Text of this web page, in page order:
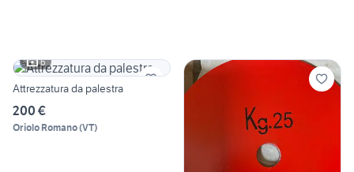
6
Attrezzatura da palestra
200 €
Oriolo Romano(VT)